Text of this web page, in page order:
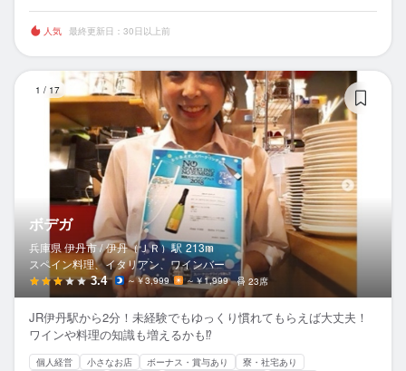
人気 最終更新日：30日以上前
1 / 17
ボデガ
兵庫県 伊丹市 / 伊丹（ＪＲ）駅 213m
スペイン料理、イタリアン、ワインバー
3.4 ～￥3,999 ～￥1,999 23席
JR伊丹駅から2分！未経験でもゆっくり慣れてもらえば大丈夫！
ワインや料理の知識も増えるかも⁉
個人経営 小さなお店 ボーナス・賞与あり
寮・社宅あり